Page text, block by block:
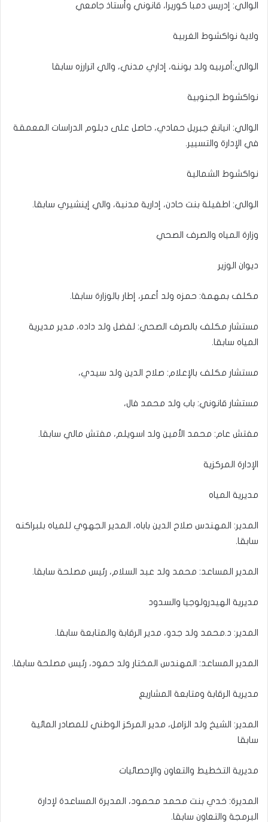
الوالي: إدريس دمبا كوريرا، قانوني وأستاذ جامعي
ولاية نواكشوط الغربية
الوالي:أمربيه ولد بوننه، إداري مدني، والي اترارزه سابقا
نواكشوط الجنوبية
الوالي: انيانغ جبريل حمادي، حاصل على دبلوم الدراسات المعمقة
في الإدارة والتسيير.
نواكشوط الشمالية
الوالي: اطفيلة بنت حادن، إدارية مدنية، والي إينشيري سابقا.
وزارة المياه والصرف الصحي
ديوان الوزير
مكلف بمهمة: حمزه ولد أعمر، إطار بالوزارة سابقا.
مستشار مكلف بالصرف الصحي: لفضل ولد داده، مدير مديرية
المياه سابقا.
مستشار مكلف بالإعلام: صلاح الدين ولد سيدي،
مستشار قانوني: باب ولد محمد فال،
مفتش عام: محمد الأمين ولد اسويلم، مفتش مالي سابقا.
الإدارة المركزية
مديرية المياه
المدير: المهندس صلاح الدين باباه، المدير الجهوي للمياه بلبراكنه
سابقا.
المدير المساعد: محمد ولد عبد السلام، رئيس مصلحة سابقا.
مديرية الهيدرولوجيا والسدود
المدير: د.محمد ولد جدو، مدير الرقابة والمتابعة سابقا.
المدير المساعد: المهندس المختار ولد حمود، رئيس مصلحة سابقا.
مديرية الرقابة ومتابعة المشاريع
المدير: الشيخ ولد الزامل، مدير المركز الوطني للمصادر المائية
سابقا
مديرية التخطيط والتعاون والإحصائيات
المديرة: خدي بنت محمد محمود، المديرة المساعدة لإدارة
البرمجة والتعاون سابقا.